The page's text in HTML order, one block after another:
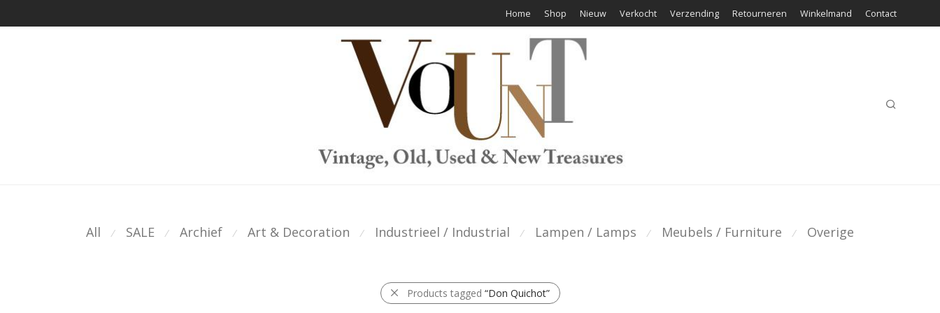
Home Shop Nieuw Verkocht Verzending Retourneren Winkelmand Contact
All ⁄ SALE ⁄ Archief ⁄ Art & Decoration ⁄ Industrieel / Industrial ⁄ Lampen / Lamps ⁄ Meubels / Furniture ⁄ Overige
Products tagged “Don Quichot”